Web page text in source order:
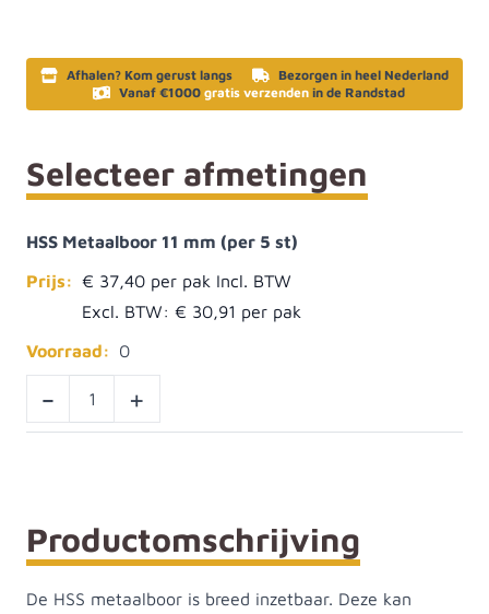
Afhalen? Kom gerust langs
Bezorgen in heel Nederland
Vanaf €1000 gratis verzenden in de Randstad
Selecteer afmetingen
HSS Metaalboor 11 mm (per 5 st)
Prijs: € 37,40
Excl. BTW: € 30,91
Voorraad:
0
- +
Productomschrijving
De HSS metaalboor is breed inzetbaar. Deze kan